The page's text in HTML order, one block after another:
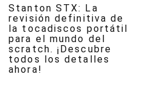
Stanton STX: La
revisión definitiva de
la tocadiscos portátil
para el mundo del
scratch. ¡Descubre
todos los detalles
ahora!